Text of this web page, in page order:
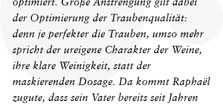
der Optimierung der Traubenqualität:
denn je perfekter die Trauben, umso mehr
spricht der ureigene Charakter der Weine,
ihre klare Weinigkeit, statt der
maskierenden Dosage. Da kommt Raphaël
zugute, dass sein Vater bereits seit Jahren